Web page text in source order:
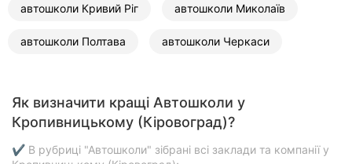
автошколи Кривий Ріг автошколи Миколаїв
автошколи Полтава автошколи Черкаси
Як визначити кращі Автошколи у
Кропивницькому (Кіровоград)?
✔ В рубриці "Автошколи" зібрані всі заклади та компанії у